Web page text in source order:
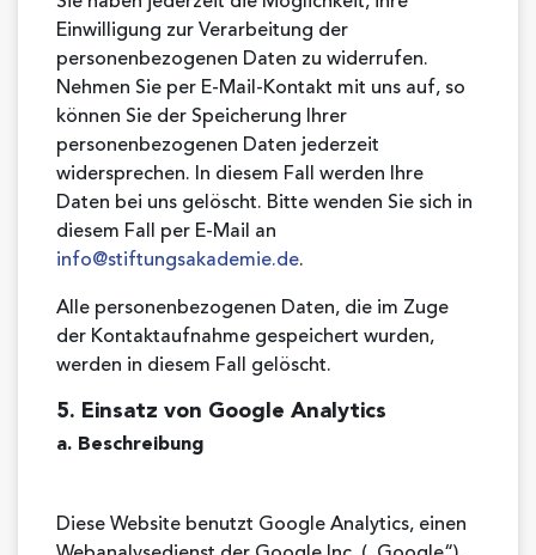
Einwilligung zur Verarbeitung der
personenbezogenen Daten zu widerrufen.
Nehmen Sie per E-Mail-Kontakt mit uns auf, so
können Sie der Speicherung Ihrer
personenbezogenen Daten jederzeit
widersprechen. In diesem Fall werden Ihre
Daten bei uns gelöscht. Bitte wenden Sie sich in
diesem Fall per E-Mail an
info@stiftungsakademie.de.
Alle personenbezogenen Daten, die im Zuge
der Kontaktaufnahme gespeichert wurden,
werden in diesem Fall gelöscht.
5. Einsatz von Google Analytics
a. Beschreibung
Diese Website benutzt Google Analytics, einen